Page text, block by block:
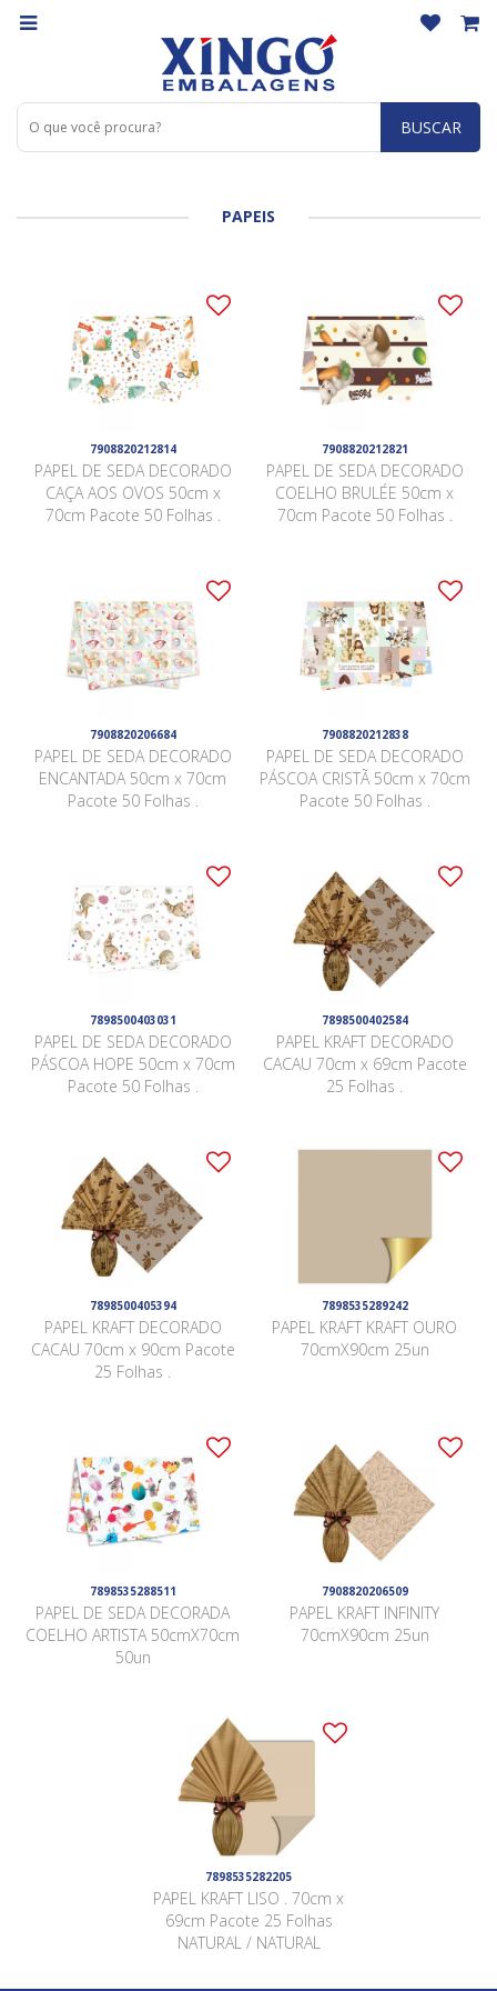
BUSCAR
PAPEIS
7908820212814
PAPEL DE SEDA DECORADO
CAÇA AOS OVOS 50cm x
70cm Pacote 50 Folhas .
7908820212821
PAPEL DE SEDA DECORADO
COELHO BRULÉE 50cm x
70cm Pacote 50 Folhas .
7908820206684
PAPEL DE SEDA DECORADO
ENCANTADA 50cm x 70cm
Pacote 50 Folhas .
7908820212838
PAPEL DE SEDA DECORADO
PÁSCOA CRISTÃ 50cm x 70cm
Pacote 50 Folhas .
7898500403031
PAPEL DE SEDA DECORADO
PÁSCOA HOPE 50cm x 70cm
Pacote 50 Folhas .
7898500402584
PAPEL KRAFT DECORADO
CACAU 70cm x 69cm Pacote
25 Folhas .
7898500405394
PAPEL KRAFT DECORADO
CACAU 70cm x 90cm Pacote
25 Folhas .
7898535289242
PAPEL KRAFT KRAFT OURO
70cmX90cm 25un
7898535288511
PAPEL DE SEDA DECORADA
COELHO ARTISTA 50cmX70cm
50un
7908820206509
PAPEL KRAFT INFINITY
70cmX90cm 25un
7898535282205
PAPEL KRAFT LISO . 70cm x
69cm Pacote 25 Folhas
NATURAL / NATURAL